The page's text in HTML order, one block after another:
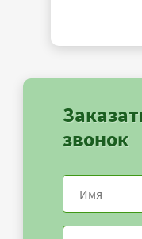
звонок